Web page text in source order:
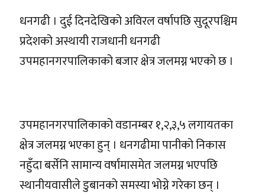
धनगढी । दुई दिनदेखिको अविरल वर्षापछि सुदूरपश्चिम
प्रदेशको अस्थायी राजधानी धनगढी
उपमहानगरपालिकाको बजार क्षेत्र जलमग्न भएको छ ।
उपमहानगरपालिकाको वडानम्बर १,२,३,५ लगायतका
क्षेत्र जलमग्न भएका हुन् । धनगढीमा पानीको निकास
नहुँदा बर्सेनि सामान्य वर्षामासमेत जलमग्न भएपछि
स्थानीयवासीले डुबानको समस्या भोग्ने गरेका छन् ।